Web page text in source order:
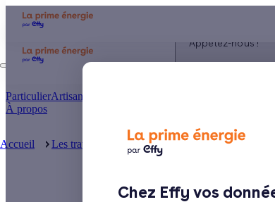
Chez Effy vos
ParticulierArtisan / installateur
À propos
Appelez-nous !
du lundi au
Accueil Les travaux d’économies d’énergie Tout